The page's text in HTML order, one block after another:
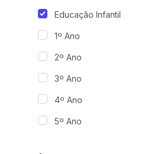
Educação Infantil
1º Ano
2º Ano
3º Ano
4º Ano
5º Ano